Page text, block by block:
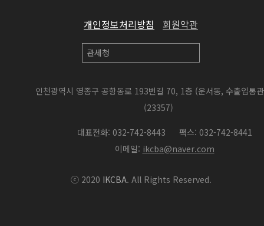
개인정보처리방침 회원약관
인천광역시 영종구 공항동로 193번길 70, 1층 (운서동, 수출입통
(23357)
대표전화: 032-742-8443
팩스: 032-742-8441
이메일: ikcba@naver.com
ⓒ 2020 IKCBA. All Rights Reserved.